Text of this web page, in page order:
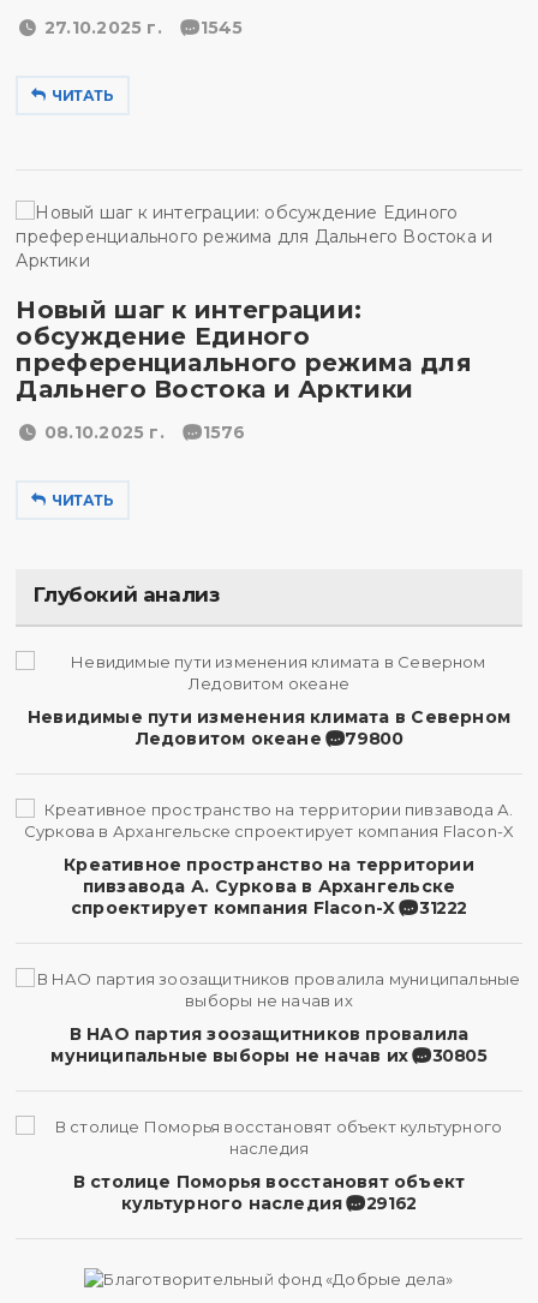
27.10.2025 г. 1545
ЧИТАТЬ
Новый шаг к интеграции:
обсуждение Единого
преференциального режима для
Дальнего Востока и Арктики
08.10.2025 г. 1576
ЧИТАТЬ
Глубокий анализ
Невидимые пути изменения климата в Северном
Ледовитом океане
79800
Креативное пространство на территории
пивзавода А. Суркова в Архангельске
спроектирует компания Flacon-X
31222
В НАО партия зоозащитников провалила
муниципальные выборы не начав их
30805
В столице Поморья восстановят объект
культурного наследия
29162